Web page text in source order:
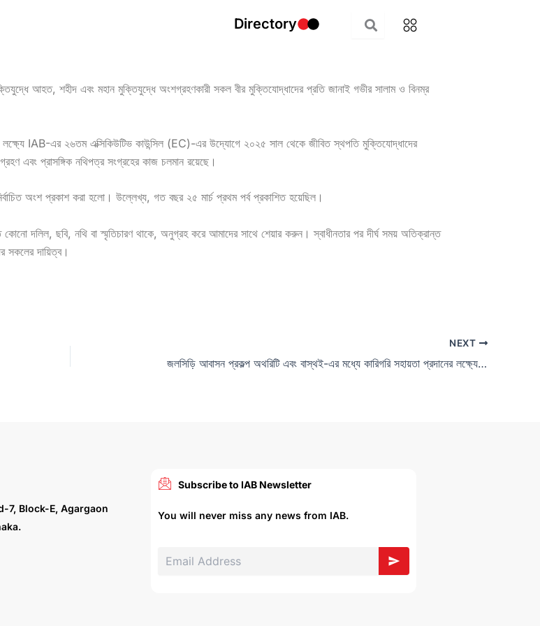
Directory
আহত, শহীদ এবং মহান মুক্তিযুদ্ধে অংশগ্রহণকারী সকল বীর মুক্তিযোদ্ধাদের প্রতি জানাই গভীর সালাম ও বিনম্র
লক্ষ্যে IAB-এর ২৬তম এক্সিকিউটিভ কাউন্সিল (EC)-এর উদ্যোগে ২০২৫ সাল থেকে জীবিত স্থপতি মুক্তিযোদ্ধাদের
এবং প্রাসঙ্গিক নথিপত্র সংগ্রহের কাজ চলমান রয়েছে।
অংশ প্রকাশ করা হলো। উল্লেখ্য, গত বছর ২৫ মার্চ প্রথম পর্ব প্রকাশিত হয়েছিল।
দলিল, ছবি, নথি বা স্মৃতিচারণ থাকে, অনুগ্রহ করে আমাদের সাথে শেয়ার করুন। স্বাধীনতার পর দীর্ঘ সময় অতিক্রান্ত
সকলের দায়িত্ব।
NEXT
জলসিড়ি আবাসন প্রকল্প অথরিটি এবং বাস্থই-এর মধ্যে কারিগরি সহায়তা প্রদানের লক্ষ্যে সমঝোতা চুক্তি স্বাক্ষর
7, Block-E, Agargaon
Subscribe to IAB Newsletter
You will never miss any news from IAB.